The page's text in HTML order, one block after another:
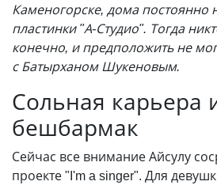
Каменогорске, дома постоянно
пластинки "А-Студио". Тогда
конечно, и предположить не
с Батырханом Шукеновым.
Сольная карьера
бешбармак
Сейчас все внимание Айсулу
проекте "I'm a singer". Для